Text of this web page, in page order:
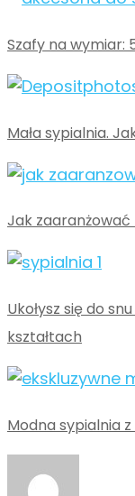
Szafy na wymiar:
Mała sypialnia.
Jak zaaranżować
Ukołysz się do
kształtach
Modna sypialnia